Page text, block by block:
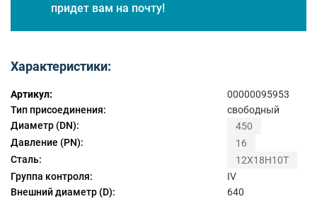
придет вам на почту!
Характеристики:
Артикул:
00000095953
Тип присоединения:
свободный
Диаметр (DN):
450
Давление (PN):
16
Сталь:
12Х18Н10Т
Группа контроля:
IV
Внешний диаметр (D):
640